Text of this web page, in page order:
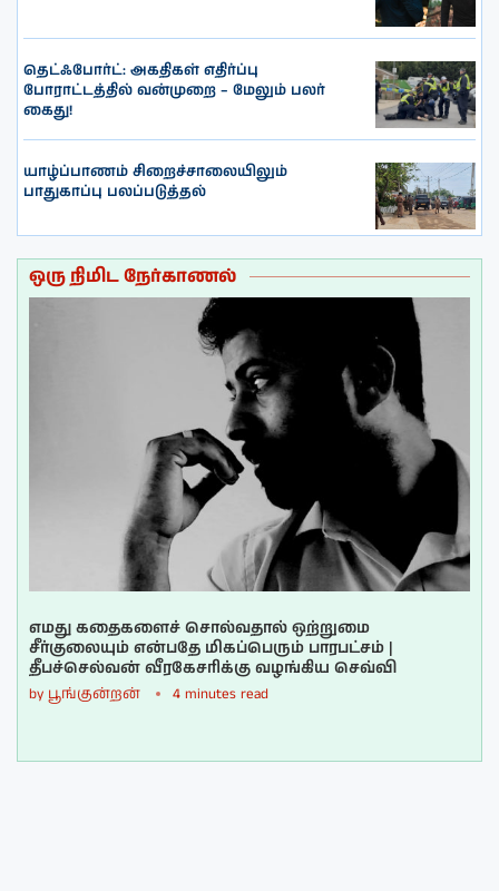
தெட்ஃபோர்ட்: அகதிகள் எதிர்ப்பு
போராட்டத்தில் வன்முறை – மேலும் பலர்
கைது!
யாழ்ப்பாணம் சிறைச்சாலையிலும்
பாதுகாப்பு பலப்படுத்தல்
ஒரு நிமிட நேர்காணல்
எமது கதைகளைச் சொல்வதால் ஒற்றுமை
சீர்குலையும் என்பதே மிகப்பெரும் பாரபட்சம் |
தீபச்செல்வன் வீரகேசரிக்கு வழங்கிய செவ்வி
by பூங்குன்றன் 4 minutes read